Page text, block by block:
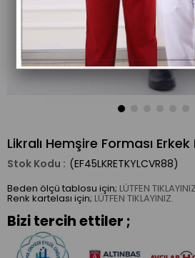
Likralı Hemşire Forması
(EF45LKRETKYLCVR88)
Beden ölçü tablosu için; LÜTFEN
Renk kartelası için; LÜTFEN TIKLAYINIZ.
Bizi tercih ettiler ;